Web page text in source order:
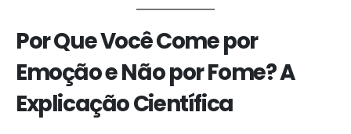
Por Que Você Come por
Emoção e Não por Fome? A
Explicação Científica